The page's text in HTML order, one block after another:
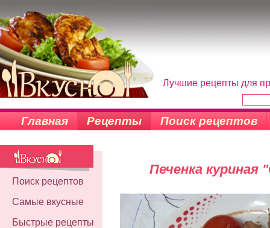
Лучшие рецепты для
Главная Рецепты Поиск рецептов
Поиск рецептов
Самые вкусные
Быстрые рецепты
Печенка